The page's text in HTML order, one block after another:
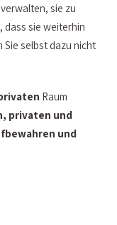
sie zu
dass sie weiterhin
selbst dazu nicht
Raum
privaten und
und